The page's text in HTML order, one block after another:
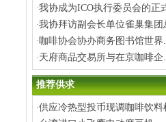
·我协成为ICO执行委员会的正
·我协拜访副会长单位雀巢集团
·咖啡协会协办商务图书馆世界
·天府商品交易所与在京咖啡企
推荐供求
·供应冷热型投币现调咖啡饮料